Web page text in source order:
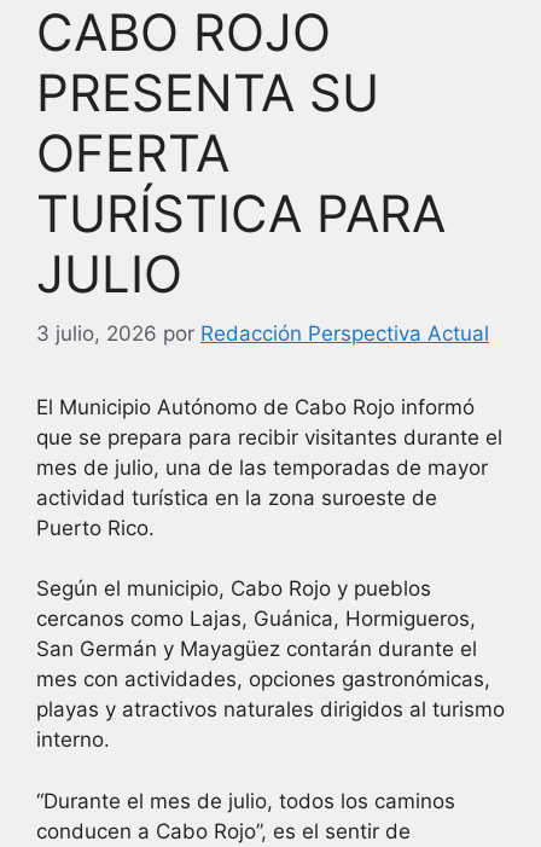
CABO ROJO
PRESENTA SU
OFERTA
TURÍSTICA PARA
JULIO
3 julio, 2026 por Redacción Perspectiva Actual
El Municipio Autónomo de Cabo Rojo informó
que se prepara para recibir visitantes durante el
mes de julio, una de las temporadas de mayor
actividad turística en la zona suroeste de
Puerto Rico.
Según el municipio, Cabo Rojo y pueblos
cercanos como Lajas, Guánica, Hormigueros,
San Germán y Mayagüez contarán durante el
mes con actividades, opciones gastronómicas,
playas y atractivos naturales dirigidos al turismo
interno.
“Durante el mes de julio, todos los caminos
conducen a Cabo Rojo”, es el sentir de